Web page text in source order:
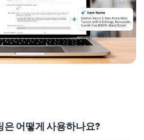
은 어떻게 사용하나요?